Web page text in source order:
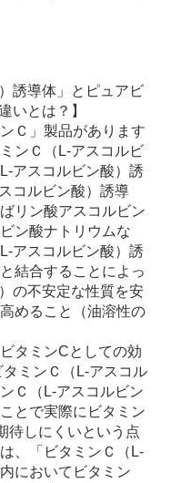
誘導体」とピュアビ
いとは？】
Ｃ」製品があります
ンＣ（L-アスコルビ
アスコルビン酸）誘
コルビン酸）誘導
リン酸アスコルビン
ン酸ナトリウムな
アスコルビン酸）誘
結合することによっ
の不安定な性質を安
めること（油溶性の
タミンCとしての効
ミンＣ（L-アスコル
Ｃ（L-アスコルビン
とで実際にビタミン
待しにくいという点
、「ビタミンＣ（L-
においてビタミン